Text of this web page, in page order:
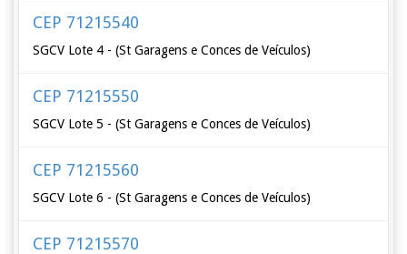
CEP 71215540
SGCV Lote 4 - (St Garagens e Conces de Veículos)
CEP 71215550
SGCV Lote 5 - (St Garagens e Conces de Veículos)
CEP 71215560
SGCV Lote 6 - (St Garagens e Conces de Veículos)
CEP 71215570